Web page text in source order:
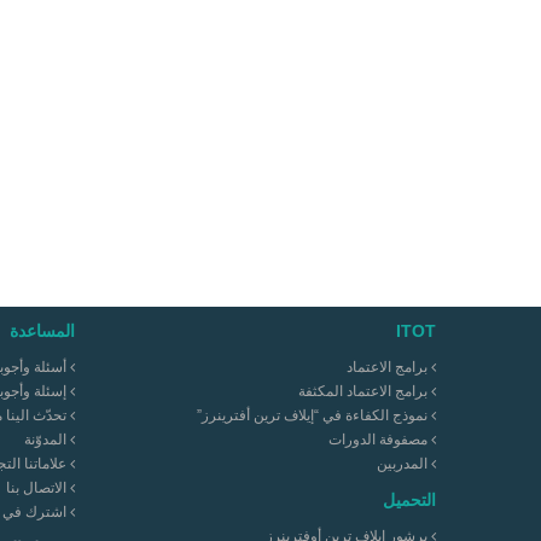
ITOT
برامج الاعتماد
برامج الاعتماد المكثفة
نموذج الكفاءة في “إيلاف ترين أفترينرز”
مصفوفة الدورات
المدربين
التحميل
برشور إيلاف ترين أوفترينرز
المساعدة
أسئلة
إسئلة
تحدّث الينا
المدوّنة
علاماتنا
الاتصال بنا
اشترك في